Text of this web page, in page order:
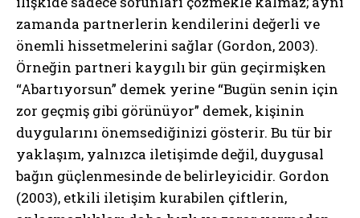
zamanda partnerlerin kendilerini değerli ve
önemli hissetmelerini sağlar (Gordon, 2003).
Örneğin partneri kaygılı bir gün geçirmişken
“Abartıyorsun” demek yerine “Bugün senin için
zor geçmiş gibi görünüyor” demek, kişinin
duygularını önemsediğinizi gösterir. Bu tür bir
yaklaşım, yalnızca iletişimde değil, duygusal
bağın güçlenmesinde de belirleyicidir. Gordon
(2003), etkili iletişim kurabilen çiftlerin,